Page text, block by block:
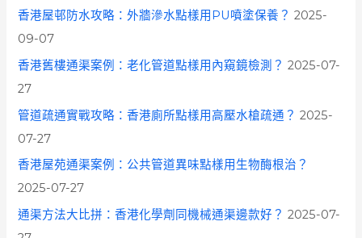
f
o
香港屋邨防水攻略：外牆滲水點樣用PU噴塗保養？ 2025-
09-07
香港舊樓通渠案例：老化管道點樣用內窺鏡檢測？ 2025-07-
27
管道疏通實戰攻略：香港廁所點樣用高壓水槍疏通？ 2025-
07-27
香港屋苑通渠案例：公共管道異味點樣用生物酶根治？
2025-07-27
通渠方法大比拼：香港化學劑同機械通渠邊款好？ 2025-07-